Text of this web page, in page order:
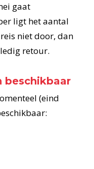
gaat
ligt het aantal
niet door, dan
retour.
beschikbaar
(eind